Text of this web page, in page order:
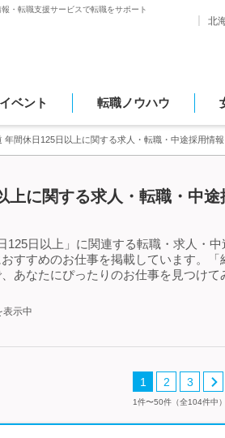
・転職支援サービスで転職をサポート
北
ベント 転職ノウハウ
年間休日125日以上に関する求人・転職・中途採用情報
上に関する求人・転職・中
125日以上」に関連する転職・求人・
すすめのお仕事を掲載しています。
あなたにぴったりのお仕事を見つけて
表示中
1 2 3
1件〜50件（全104件中）